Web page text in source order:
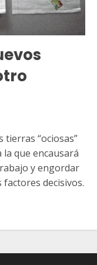
tierras “ociosas”
que encausará
y engordar
decisivos.